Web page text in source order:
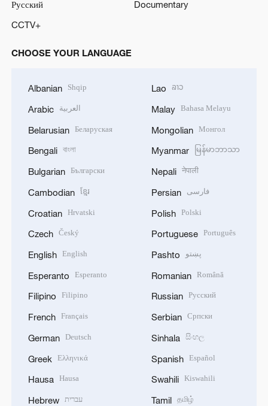
Русский
Documentary
CCTV+
CHOOSE YOUR LANGUAGE
Albanian Shqip
Arabic العربية
Belarusian Беларуская
Bengali বাংলা
Bulgarian Български
Cambodian ខ្មែរ
Croatian Hrvatski
Czech Český
English English
Esperanto Esperanto
Filipino Filipino
French Français
German Deutsch
Greek Ελληνικά
Hausa Hausa
Hebrew עברית
Lao ລາວ
Malay Bahasa Melayu
Mongolian Монгол
Myanmar မြန်မာဘာသာ
Nepali नेपाली
Persian فارسی
Polish Polski
Portuguese Português
Pashto پښتو
Romanian Română
Russian Русский
Serbian Српски
Sinhala සිංහල
Spanish Español
Swahili Kiswahili
Tamil தமிழ்